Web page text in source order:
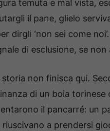
temuta e mal vista,
il pane, glielo
dirgli ‘non sei come
di esclusione, se
storia non finisca qui.
di un boia
il pancarré: un
a prendersi